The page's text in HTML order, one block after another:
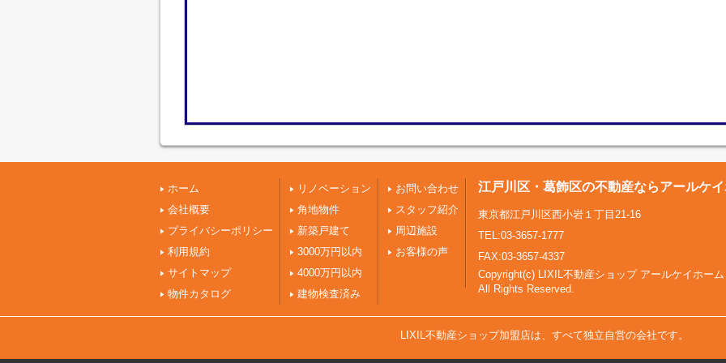
ホーム
会社概要
プライバシーポリシー
利用規約
サイトマップ
物件カタログ
リノベーション
角地物件
新築戸建て
3000万円以内
4000万円以内
建物検査済み
お問い合わせ
スタッフ紹介
周辺施設
お客様の声
江戸川区・葛飾区の不動産ならアールケ
東京都江戸川区西小岩１丁目21-16
TEL:03-3657-1777
FAX:03-3657-4337
Copyright(c) LIXIL不動産ショップ アールケイホーム
All Rights Reserved.
LIXIL不動産ショップ加盟店は、すべて独立自営の会社です。